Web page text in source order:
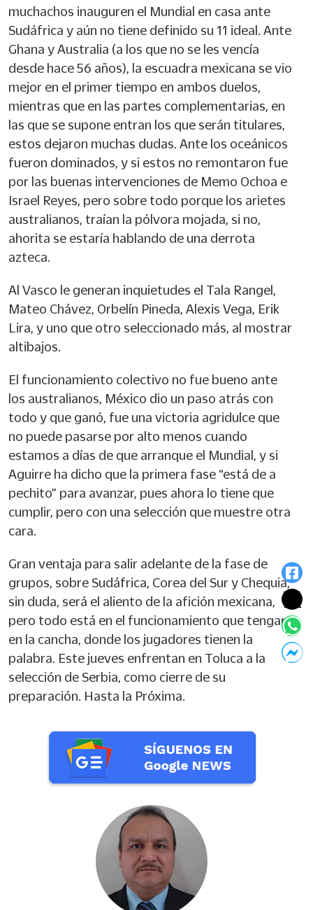
muchachos inauguren el Mundial en casa ante
Sudáfrica y aún no tiene definido su 11 ideal. Ante
Ghana y Australia (a los que no se les vencía
desde hace 56 años), la escuadra mexicana se vio
mejor en el primer tiempo en ambos duelos,
mientras que en las partes complementarias, en
las que se supone entran los que serán titulares,
estos dejaron muchas dudas. Ante los oceánicos
fueron dominados, y si estos no remontaron fue
por las buenas intervenciones de Memo Ochoa e
Israel Reyes, pero sobre todo porque los arietes
australianos, traían la pólvora mojada, si no,
ahorita se estaría hablando de una derrota
azteca.
Al Vasco le generan inquietudes el Tala Rangel,
Mateo Chávez, Orbelín Pineda, Alexis Vega, Erik
Lira, y uno que otro seleccionado más, al mostrar
altibajos.
El funcionamiento colectivo no fue bueno ante
los australianos, México dio un paso atrás con
todo y que ganó, fue una victoria agridulce que
no puede pasarse por alto menos cuando
estamos a días de que arranque el Mundial, y si
Aguirre ha dicho que la primera fase “está de a
pechito” para avanzar, pues ahora lo tiene que
cumplir, pero con una selección que muestre otra
cara.
Gran ventaja para salir adelante de la fase de
grupos, sobre Sudáfrica, Corea del Sur y Chequia,
sin duda, será el aliento de la afición mexicana,
pero todo está en el funcionamiento que tengan
en la cancha, donde los jugadores tienen la
palabra. Este jueves enfrentan en Toluca a la
selección de Serbia, como cierre de su
preparación. Hasta la Próxima.